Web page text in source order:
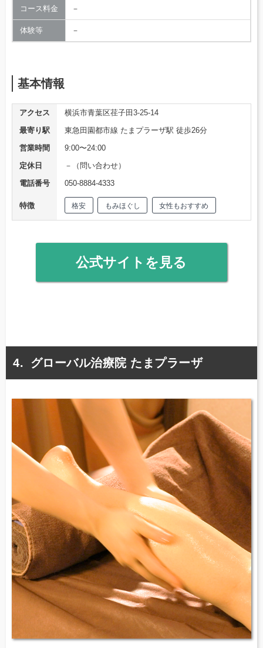
コース料金 －
体験等 －
基本情報
アクセス
横浜市青葉区荏子田3-25-14
最寄り駅
東急田園都市線 たまプラーザ駅 徒歩26分
営業時間
9:00〜24:00
定休日
－（問い合わせ）
電話番号
050-8884-4333
特徴 格安 もみほぐし 女性もおすすめ
公式サイトを見る
グローバル治療院 たまプラーザ